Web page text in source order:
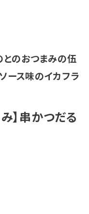
とのおつまみの伍
ース味のイカフラ
】串かつだる